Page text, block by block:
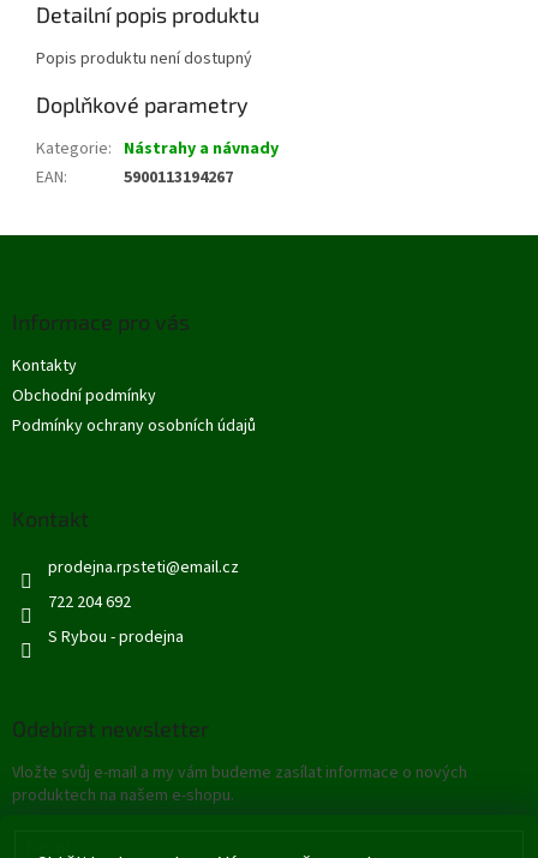
Detailní popis produktu
Popis produktu není dostupný
Doplňkové parametry
Kategorie: Nástrahy a návnady
EAN: 5900113194267
Informace pro vás
Kontakty
Obchodní podmínky
Podmínky ochrany osobních údajů
Kontakt
prodejna.rpsteti@email.cz
722 204 692
S Rybou - prodejna
Odebírat newsletter
Vložte svůj e-mail a my vám budeme zasílat informace o nových
produktech na našem e-shopu.